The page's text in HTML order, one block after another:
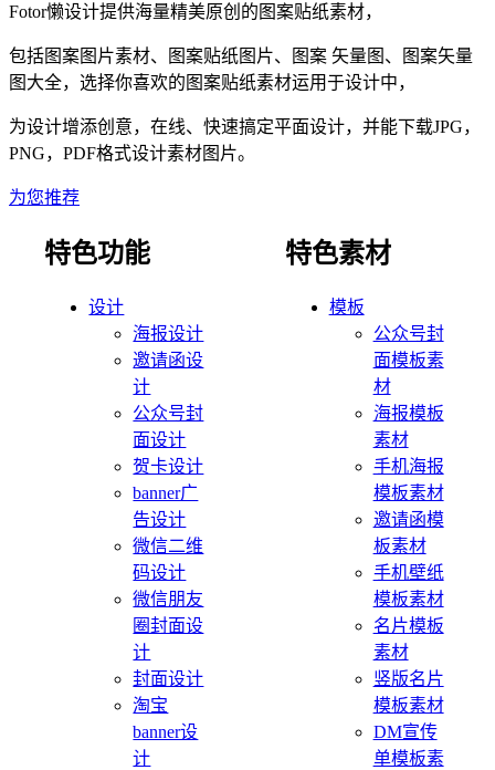
Fotor懒设计提供海量精美原创的图案贴纸素材，
包括图案图片素材、图案贴纸图片、图案 矢量图、图案矢量
图大全，选择你喜欢的图案贴纸素材运用于设计中，
为设计增添创意，在线、快速搞定平面设计，并能下载JPG，
PNG，PDF格式设计素材图片。
为您推荐
特色功能
设计
海报设计
邀请函设
计
公众号封
面设计
贺卡设计
banner广
告设计
微信二维
码设计
微信朋友
圈封面设
计
封面设计
淘宝
banner设
计
特色素材
模板
公众号封
面模板素
材
海报模板
素材
手机海报
模板素材
邀请函模
板素材
手机壁纸
模板素材
名片模板
素材
竖版名片
模板素材
DM宣传
单模板素